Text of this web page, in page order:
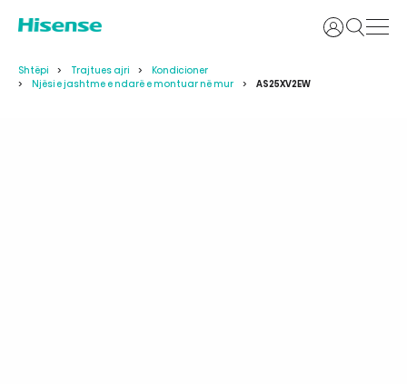
Identifikohu
Shtëpi Trajtues ajri
Kondicioner
Njësi e jashtme e ndarë e montuar në mur
AS25XV2EW